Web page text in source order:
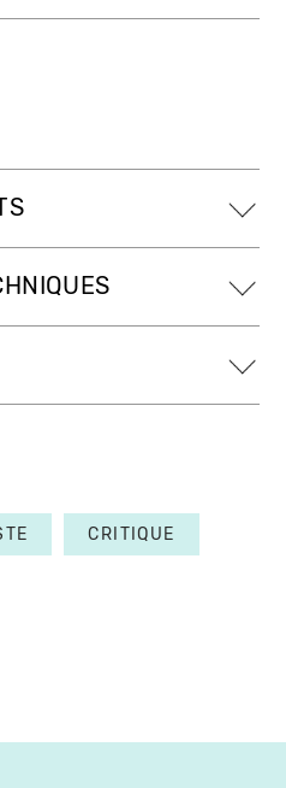
CRITIQUE